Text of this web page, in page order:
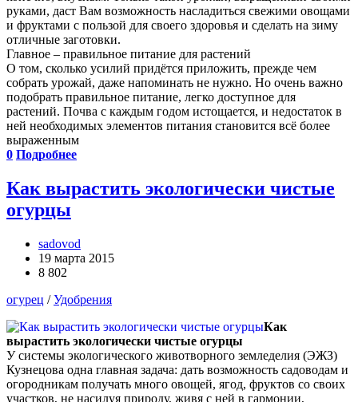
руками, даст Вам возможность насладиться свежими овощами
и фруктами с пользой для своего здоровья и сделать на зиму
отличные заготовки.
Главное – правильное питание для растений
О том, сколько усилий придётся приложить, прежде чем
собрать урожай, даже напоминать не нужно. Но очень важно
подобрать правильное питание, легко доступное для
растений. Почва с каждым годом истощается, и недостаток в
ней необходимых элементов питания становится всё более
выраженным
0 Подробнее
Как вырастить экологически чистые
огурцы
sadovod
19 марта 2015
8 802
огурец /Удобрения
Как
вырастить экологически чистые огурцы
У системы экологического животворного земледелия (ЭЖЗ)
Кузнецова одна главная задача: дать возможность садоводам и
огородникам получать много овощей, ягод, фруктов со своих
участков, не насилуя природу, живя с ней в гармонии,